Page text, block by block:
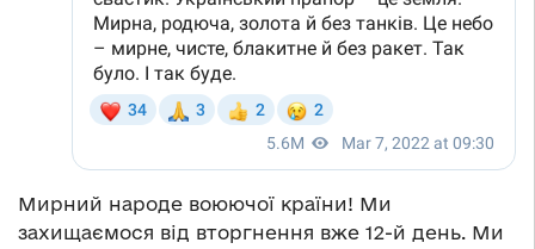
Мирний народе воюючої країни! Ми
захищаємося від вторгнення вже 12-й день. Ми